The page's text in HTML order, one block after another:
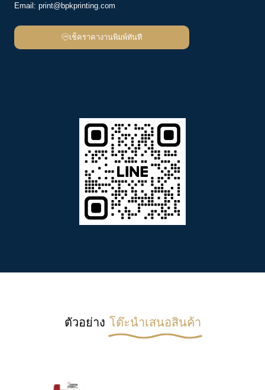
Email: print@bpkprinting.com
เช็คราคางานพิมพ์ทันที
ตัวอย่าง โต๊ะนำเสนอสินค้า